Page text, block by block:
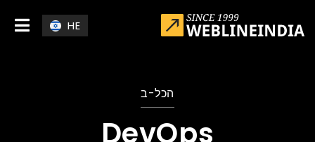
HE
הכל-ב
DevOps